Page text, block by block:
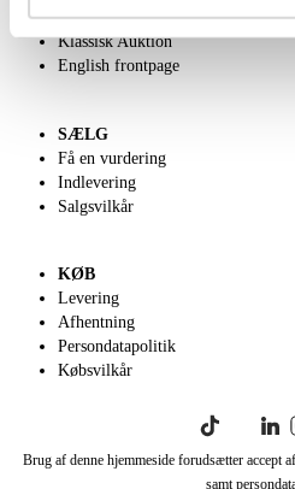
Velgørenhed
Klassisk Auktion
English frontpage
SÆLG
Få en vurdering
Indlevering
Salgsvilkår
KØB
Levering
Afhentning
Persondatapolitik
Købsvilkår
Brug af denne hjemmeside forudsætter accept
samt